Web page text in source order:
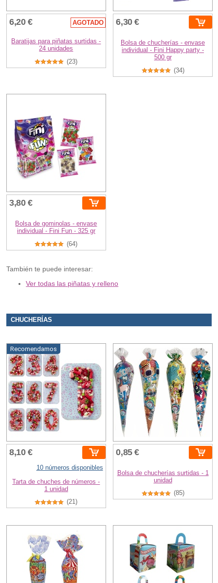
6,20 € AGOTADO
Baratijas para piñatas surtidas -
24 unidades
(23)
6,30 €
Bolsa de chucherías - envase
individual - Fini Happy party -
500 gr
(34)
3,80 €
Bolsa de gominolas - envase
individual - Fini Fun - 325 gr
(64)
También te puede interesar:
Ver todas las piñatas y relleno
CHUCHERÍAS
Recomendamos
8,10 €
10 números disponibles
Tarta de chuches de números -
1 unidad
(21)
0,85 €
Bolsa de chucherías surtidas - 1
unidad
(85)